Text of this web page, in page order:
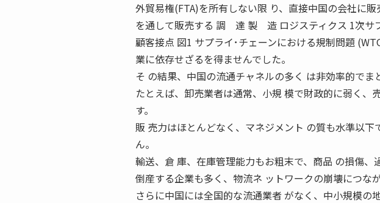
外貿易権(FTA)を所有しない限 り、直接中国の会社に
を通して販売する 調 達 製 造 ロジスティクス 1次サ
顧客接点 図1 サプライ･チェーンにおける規制問題
業に依存せざるを得ませんでした。
そ の結果、中国の流通チャネルの多く は非効率的でま
たとえば、卸売業者は通常、小規 模で財政的に弱く、
す。
販 売力はほとんどなく、マネジメント の質も水準以
ん。
輸送、倉 庫、在庫管理能力もお粗末で、商品 の損傷、
倒産する企業も多く、物流ネ ットワークの崩壊につなが
さらに中国には全国的な流通業者 がなく、中小規模の